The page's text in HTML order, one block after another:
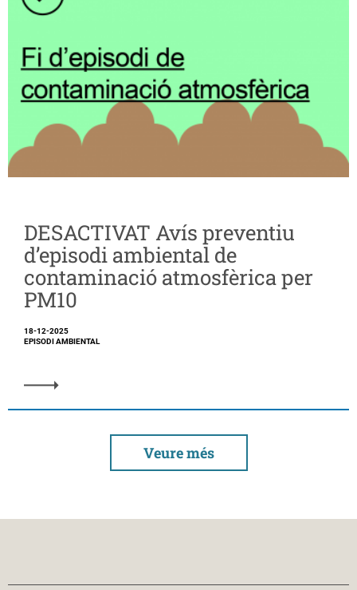
DESACTIVAT Avís preventiu
d’episodi ambiental de
contaminació atmosfèrica per
PM10
18-12-2025
EPISODI AMBIENTAL
Veure més